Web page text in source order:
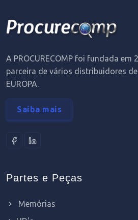
A PROCURECOMP foi fundada em
parceira de vários distribuidores
EUROPA.
Saiba mais
Partes e Peças
Memórias